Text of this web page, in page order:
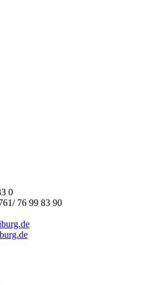
0
76 99 83 90